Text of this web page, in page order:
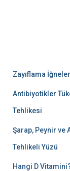
Zayıflama
Antibiyotikler
Tehlikesi
Şarap, Peynir ve
Tehlikeli Yüzü
Hangi D